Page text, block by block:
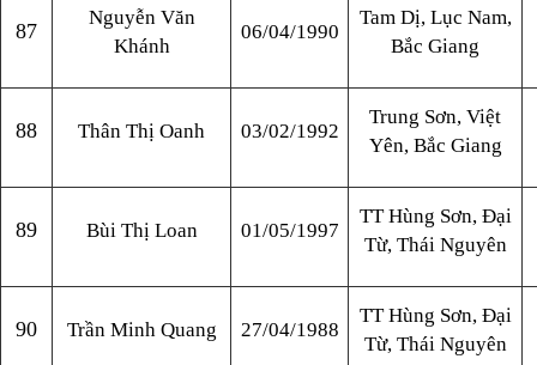
87
Nguyễn Văn
Khánh
06/04/1990
Tam Dị, Lục Nam,
Bắc Giang
88 Thân Thị Oanh 03/02/1992
Trung Sơn, Việt
Yên, Bắc Giang
89 Bùi Thị Loan 01/05/1997
TT Hùng Sơn, Đại
Từ, Thái Nguyên
90 Trần Minh Quang 27/04/1988
TT Hùng Sơn, Đại
Từ, Thái Nguyên